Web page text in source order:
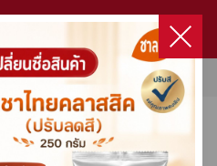
นค้าในตะกร้า
เข้าสู่ระบบ
ค้า
แรก
อเรา